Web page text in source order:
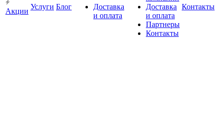
Акции
Услуги Блог
Доставка
и оплата
Доставка
и оплата
Партнеры
Контакты
Контакты